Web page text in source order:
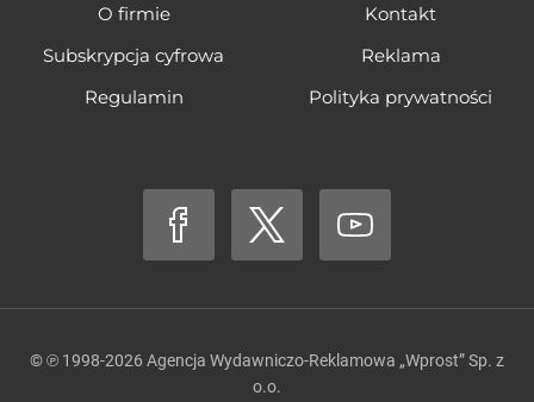
O firmie
Kontakt
Subskrypcja cyfrowa
Reklama
Regulamin
Polityka prywatności
© ℗ 1998-2026 Agencja Wydawniczo-Reklamowa „Wprost” Sp. z
o.o.